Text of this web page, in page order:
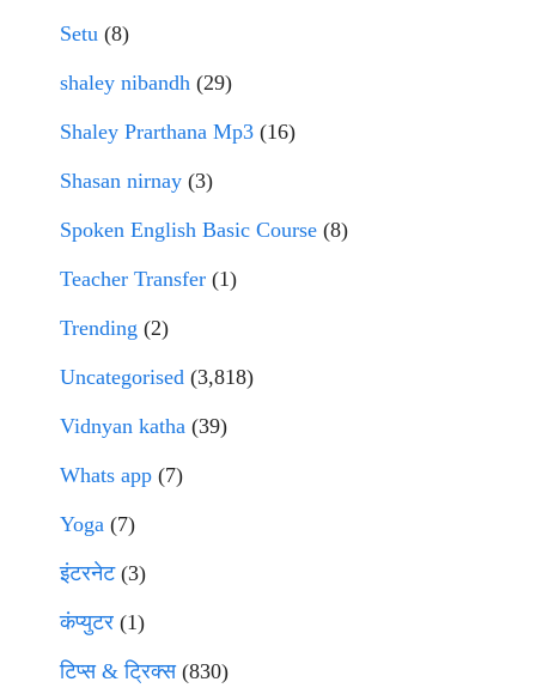
Setu (8)
shaley nibandh (29)
Shaley Prarthana Mp3 (16)
Shasan nirnay (3)
Spoken English Basic Course (8)
Teacher Transfer (1)
Trending (2)
Uncategorised (3,818)
Vidnyan katha (39)
Whats app (7)
Yoga (7)
इंटरनेट(3)
कंप्युटर (1)
टिप्स & ट्रिक्स(830)